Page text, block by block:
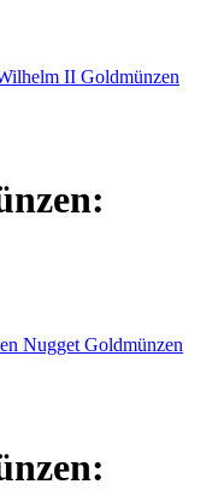
II Goldmünzen
Nugget Goldmünzen